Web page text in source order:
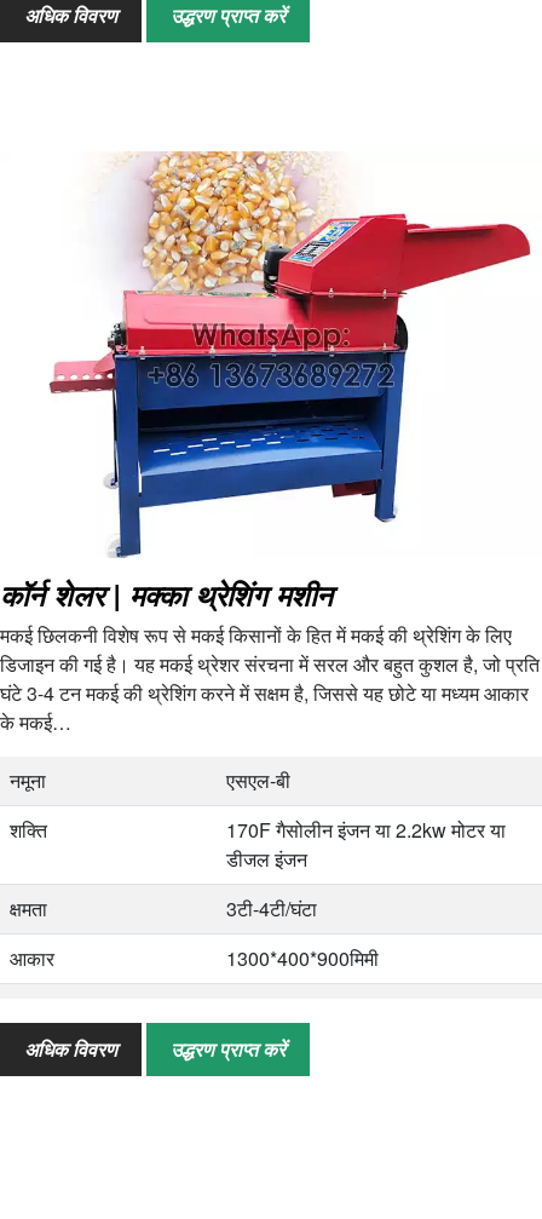
पैकिंग की मात्रा
0.6CBM
अधिक विवरण उद्धरण प्राप्त करें
कॉर्न शेलर | मक्का थ्रेशिंग मशीन
मकई छिलकनी विशेष रूप से मकई किसानों के हित में मकई की थ्रेशिंग के लिए
डिजाइन की गई है। यह मकई थ्रेशर संरचना में सरल और बहुत कुशल है, जो प्रति
घंटे 3-4 टन मकई की थ्रेशिंग करने में सक्षम है, जिससे यह छोटे या मध्यम आकार
के मकई…
नमूना
एसएल-बी
शक्ति
170F गैसोलीन इंजन या 2.2kw मोटर या
डीजल इंजन
क्षमता
3टी-4टी/घंटा
आकार
1300*400*900मिमी
आवेदन
कॉर्न्स
अधिक विवरण उद्धरण प्राप्त करें